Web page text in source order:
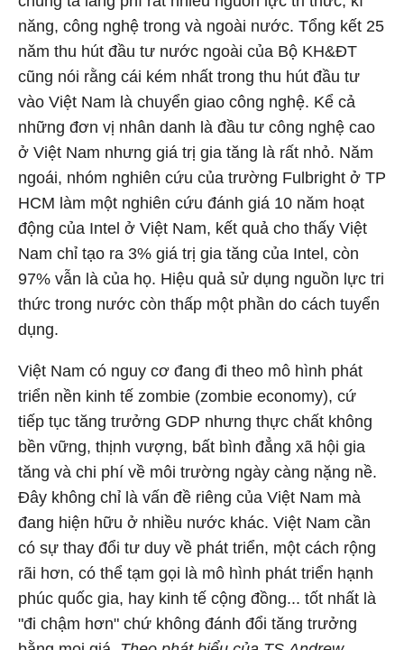
năng, công nghệ trong và ngoài nước. Tổng kết 25
năm thu hút đầu tư nước ngoài của Bộ KH&ĐT
cũng nói rằng cái kém nhất trong thu hút đầu tư
vào Việt Nam là chuyển giao công nghệ. Kể cả
những đơn vị nhân danh là đầu tư công nghệ cao
ở Việt Nam nhưng giá trị gia tăng là rất nhỏ. Năm
ngoái, nhóm nghiên cứu của trường Fulbright ở TP
HCM làm một nghiên cứu đánh giá 10 năm hoạt
động của Intel ở Việt Nam, kết quả cho thấy Việt
Nam chỉ tạo ra 3% giá trị gia tăng của Intel, còn
97% vẫn là của họ. Hiệu quả sử dụng nguồn lực tri
thức trong nước còn thấp một phần do cách tuyển
dụng.
Việt Nam có nguy cơ đang đi theo mô hình phát
triển nền kinh tế zombie (zombie economy), cứ
tiếp tục tăng trưởng GDP nhưng thực chất không
bền vững, thịnh vượng, bất bình đẳng xã hội gia
tăng và chi phí về môi trường ngày càng nặng nề.
Đây không chỉ là vấn đề riêng của Việt Nam mà
đang hiện hữu ở nhiều nước khác. Việt Nam cần
có sự thay đổi tư duy về phát triển, một cách rộng
rãi hơn, có thể tạm gọi là mô hình phát triển hạnh
phúc quốc gia, hay kinh tế cộng đồng... tốt nhất là
"đi chậm hơn" chứ không đánh đổi tăng trưởng